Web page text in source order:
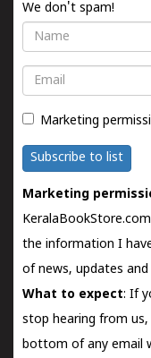
We don't spam!
Name
Email
Marketing
Subscribe to list
Marketing
the information I
of news, updates
What to expect: If
stop hearing from
bottom of any email